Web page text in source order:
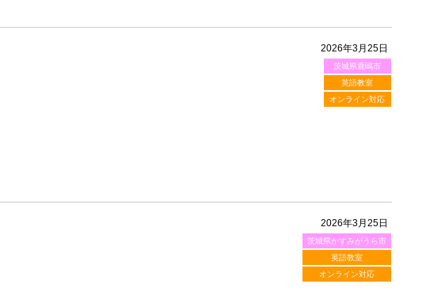
2026年3月25日
茨城県鹿嶋市
英語教室
オンライン対応
2026年3月25日
茨城県かすみがうら市
英語教室
オンライン対応